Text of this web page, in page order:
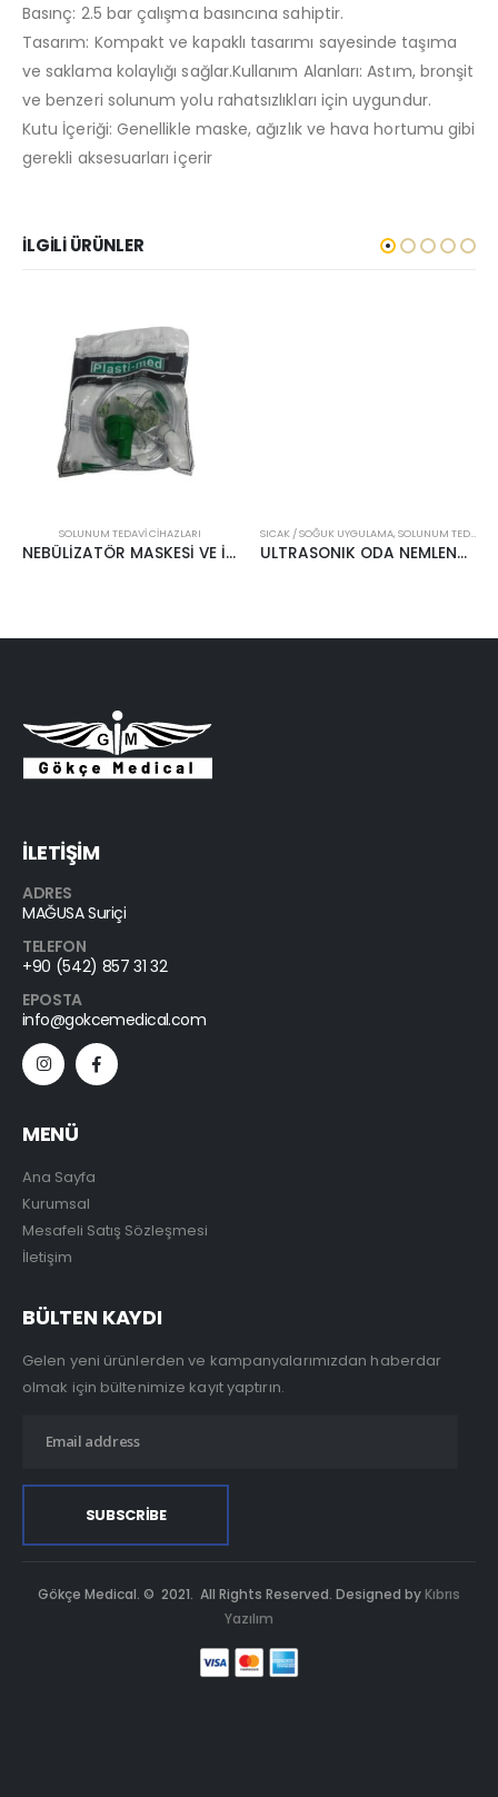
Basınç: 2.5 bar çalışma basıncına sahiptir.
Tasarım: Kompakt ve kapaklı tasarımı sayesinde taşıma
ve saklama kolaylığı sağlar.Kullanım Alanları: Astım, bronşit
ve benzeri solunum yolu rahatsızlıkları için uygundur.
Kutu İçeriği: Genellikle maske, ağızlık ve hava hortumu gibi
gerekli aksesuarları içerir
İLGILI ÜRÜNLER
SOLUNUM TEDAVI CIHAZLARI
NEBÜLİZATÖR MASKESİ VE İLAÇ HAZNESİ
SICAK / SOĞUK UYGULAMA,SOLUNUM TEDAVI CIHAZLARI
ULTRASONIK ODA NEMLENDİRİCİ RESPİROX 2.5 LT
İLETİŞİM
ADRES
MAĞUSA Suriçi
TELEFON
+90 (542) 857 31 32
EPOSTA
info@gokcemedical.com
MENÜ
Ana Sayfa
Kurumsal
Mesafeli Satış Sözleşmesi
İletişim
BÜLTEN KAYDI
Gelen yeni ürünlerden ve kampanyalarımızdan haberdar
olmak için bültenimize kayıt yaptırın.
Gökçe Medical. © 2021. All Rights Reserved. Designed by Kıbrıs
Yazılım